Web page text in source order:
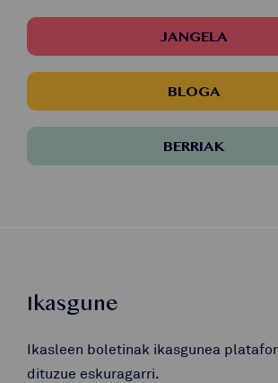
JANGELA
BLOGA
BERRIAK
Ikasgune
Ikasleen boletinak ikasgunea
dituzue eskuragarri.